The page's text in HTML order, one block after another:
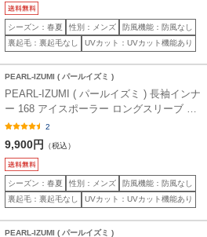
シーズン：春夏 性別：メンズ
防風機能：防風なし
裏起毛：裏起毛なし
UVカット：UVカット機能あり
PEARL-IZUMI ( パールイズミ )
PEARL-IZUMI ( パールイズミ ) 長袖インナ
ー 168 アイスポーラー ロングスリーブ ホ
ワイト M2
9,900円 （税込）
シーズン：春夏 性別：メンズ
防風機能：防風なし
裏起毛：裏起毛なし
UVカット：UVカット機能あり
PEARL-IZUMI ( パールイズミ )